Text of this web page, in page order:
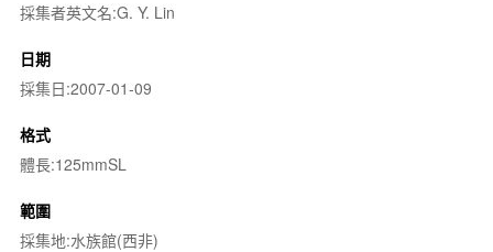
採集者英文名:G. Y. Lin
日期
採集日:2007-01-09
格式
體長:125mmSL
範圍
採集地:水族館(西非)